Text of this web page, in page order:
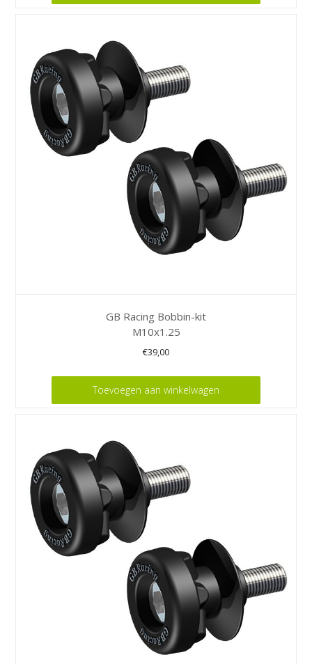
GB Racing Bobbin-kit
M10x1.25
€39,00
Toevoegen aan winkelwagen